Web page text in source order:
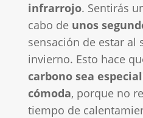
infrarrojo. Sentirás
cabo de unos
sensación de estar al
invierno. Esto hace
carbono sea
cómoda, porque no
tiempo de